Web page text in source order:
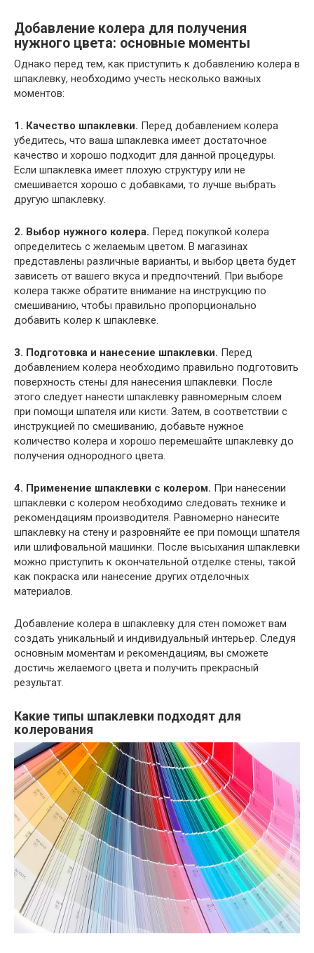
Добавление колера для получения
нужного цвета: основные моменты
Однако перед тем, как приступить к добавлению колера в
шпаклевку, необходимо учесть несколько важных
моментов:
1. Качество шпаклевки. Перед добавлением колера
убедитесь, что ваша шпаклевка имеет достаточное
качество и хорошо подходит для данной процедуры.
Если шпаклевка имеет плохую структуру или не
смешивается хорошо с добавками, то лучше выбрать
другую шпаклевку.
2. Выбор нужного колера. Перед покупкой колера
определитесь с желаемым цветом. В магазинах
представлены различные варианты, и выбор цвета будет
зависеть от вашего вкуса и предпочтений. При выборе
колера также обратите внимание на инструкцию по
смешиванию, чтобы правильно пропорционально
добавить колер к шпаклевке.
3. Подготовка и нанесение шпаклевки. Перед
добавлением колера необходимо правильно подготовить
поверхность стены для нанесения шпаклевки. После
этого следует нанести шпаклевку равномерным слоем
при помощи шпателя или кисти. Затем, в соответствии с
инструкцией по смешиванию, добавьте нужное
количество колера и хорошо перемешайте шпаклевку до
получения однородного цвета.
4. Применение шпаклевки с колером. При нанесении
шпаклевки с колером необходимо следовать технике и
рекомендациям производителя. Равномерно нанесите
шпаклевку на стену и разровняйте ее при помощи шпателя
или шлифовальной машинки. После высыхания шпаклевки
можно приступить к окончательной отделке стены, такой
как покраска или нанесение других отделочных
материалов.
Добавление колера в шпаклевку для стен поможет вам
создать уникальный и индивидуальный интерьер. Следуя
основным моментам и рекомендациям, вы сможете
достичь желаемого цвета и получить прекрасный
результат.
Какие типы шпаклевки подходят для
колерования